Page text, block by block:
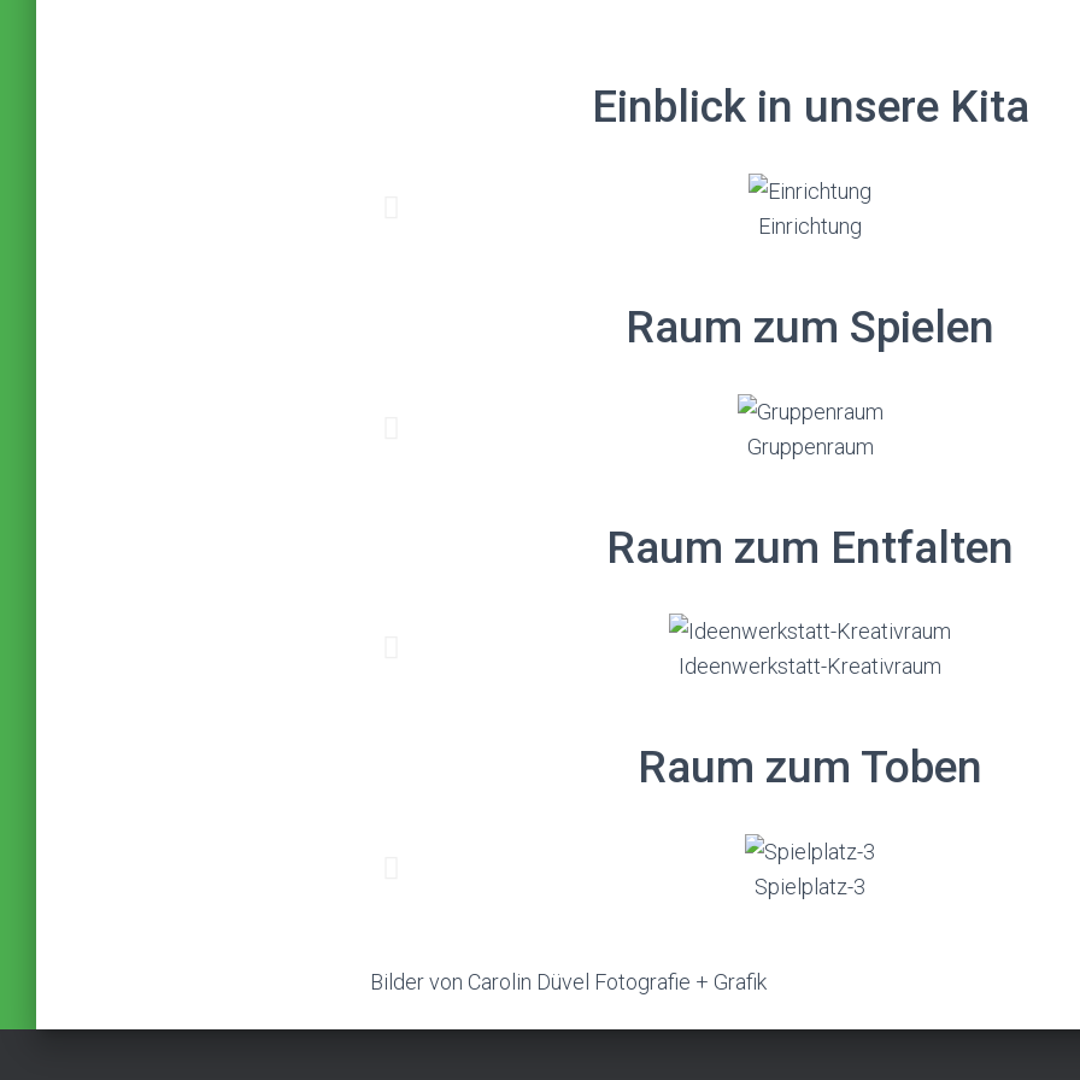
Einblick in unsere Kita
Einrichtung
Raum zum Spielen
Gruppenraum
Raum zum Entfalten
Ideenwerkstatt-Kreativraum
Raum zum Toben
Spielplatz-3
Bilder von Carolin Düvel Fotografie + Grafik